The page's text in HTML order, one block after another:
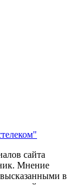
сайта
Мнение
в